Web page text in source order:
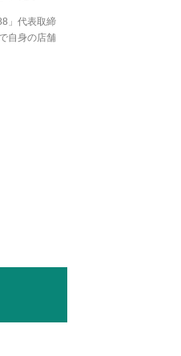
」代表取締
自身の店舗